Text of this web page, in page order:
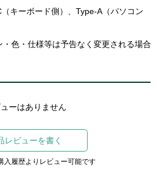
キーボード側）、Type-A（パソコン
色・仕様等は予告なく変更される場合
ーはありません
レビューを書く
入履歴よりレビュー可能です